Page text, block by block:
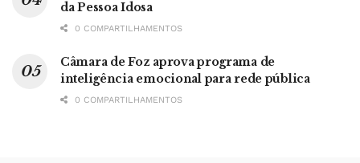
da Pessoa Idosa
0 COMPARTILHAMENTOS
Câmara de Foz aprova programa de
inteligência emocional para rede pública
0 COMPARTILHAMENTOS